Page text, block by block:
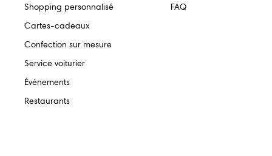
Shopping personnalisé
Cartes-cadeaux
Confection sur mesure
Service voiturier
Événements
Restaurants
FAQ